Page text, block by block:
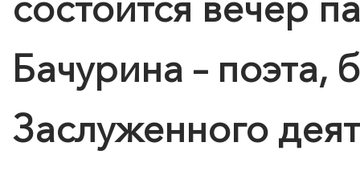
Бачурина – поэта,
Заслуженного